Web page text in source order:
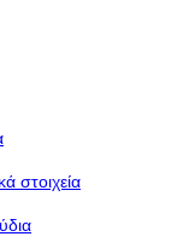
στοιχεία